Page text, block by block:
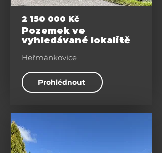
2 150 000 Kč
Pozemek ve
vyhledávané lokalitě
Heřmánkovice
Prohlédnout